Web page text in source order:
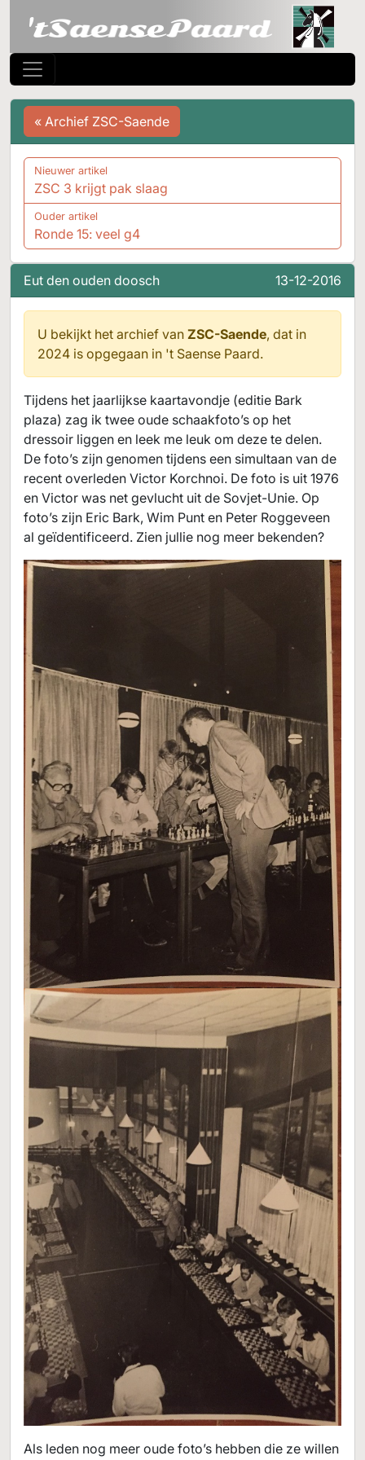
Eut den ouden doosch 13-12-2016
U bekijkt het archief van ZSC-Saende, dat in
2024 is opgegaan in 't Saense Paard.
Tijdens het jaarlijkse kaartavondje (editie Bark
plaza) zag ik twee oude schaakfoto’s op het
dressoir liggen en leek me leuk om deze te delen.
De foto’s zijn genomen tijdens een simultaan van de
recent overleden Victor Korchnoi. De foto is uit 1976
en Victor was net gevlucht uit de Sovjet-Unie. Op
foto’s zijn Eric Bark, Wim Punt en Peter Roggeveen
al geïdentificeerd. Zien jullie nog meer bekenden?
Als leden nog meer oude foto’s hebben die ze willen
« Archief ZSC-Saende
Nieuwer artikel
ZSC 3 krijgt pak slaag
Ouder artikel
Ronde 15: veel g4